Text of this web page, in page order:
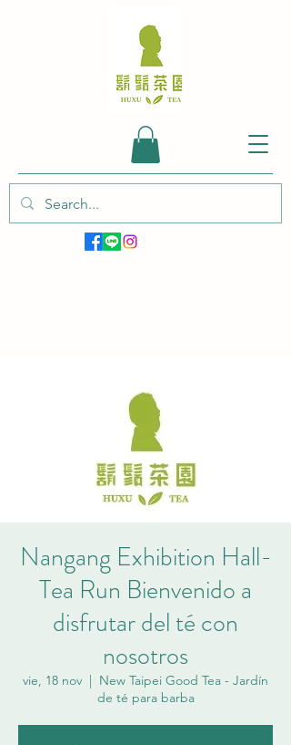
Nangang Exhibition Hall-
Tea Run Bienvenido a
disfrutar del té con
nosotros
vie, 18 nov
  |
New Taipei Good Tea - Jardín
de té para barba